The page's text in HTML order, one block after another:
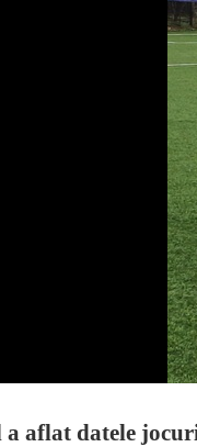
aflat datele